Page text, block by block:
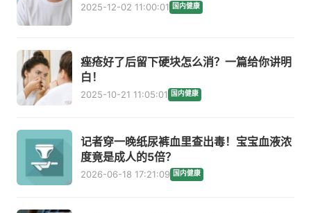
2025-12-02 11:00:01 国内健康
痤疮好了后留下硬块怎么消？一篇给你讲明
白！
2025-10-21 11:05:01 国内健康
记者穿一晚纸尿裤血里查出毒！宝宝血液浓
度竟是成人的5倍？
2026-06-18 17:21:09 国内健康